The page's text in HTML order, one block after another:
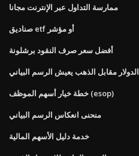
ممارسة التداول عبر الإنترنت مجانا
صناديق etf أو مؤشر
أفضل سعر صرف النقود برشلونة
الدولار مقابل الذهب يعيش الرسم البياني
خطة خيار أسهم الموظف (esop)
منحنى انعكاس الرسم البياني
خدمة دليل الأسهم المالية